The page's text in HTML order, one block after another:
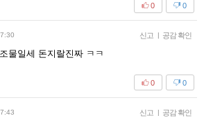
0
0
신고 | 공감 확인
물일세 돈지랄진짜 ㅋㅋ
0
0
신고 | 공감 확인